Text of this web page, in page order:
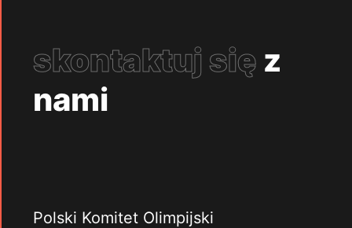
skontaktuj się z
nami
Polski Komitet Olimpijski